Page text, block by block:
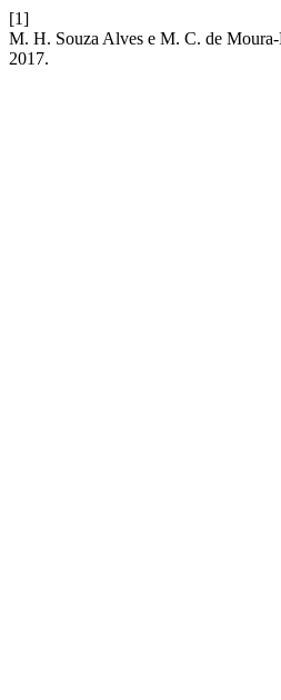
[1]
M. H. Souza Alves e M. C. de
2017.